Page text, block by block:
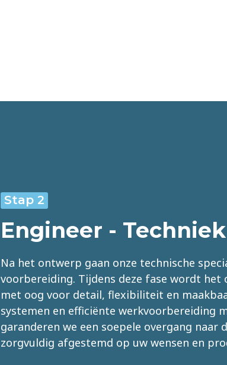
Stap 2
Engineer -
Na het ontwerp gaan onze technische
voorbereiding. Tijdens deze fase wordt
met oog voor detail, flexibiliteit en
systemen en efficiënte werkvoorbereiding
garanderen we een soepele overgang naar
zorgvuldig afgestemd op uw wensen en